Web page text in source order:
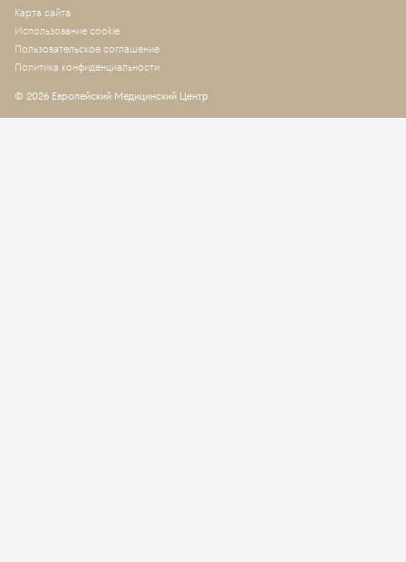
Карта сайта
Использование cookie
Пользовательское соглашение
Политика конфиденциальности
© 2026 Европейский Медицинский Центр